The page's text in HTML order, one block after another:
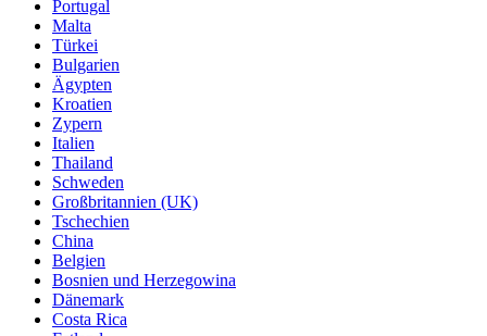
Portugal
Malta
Türkei
Bulgarien
Ägypten
Kroatien
Zypern
Italien
Thailand
Schweden
Großbritannien (UK)
Tschechien
China
Belgien
Bosnien und Herzegowina
Dänemark
Costa Rica